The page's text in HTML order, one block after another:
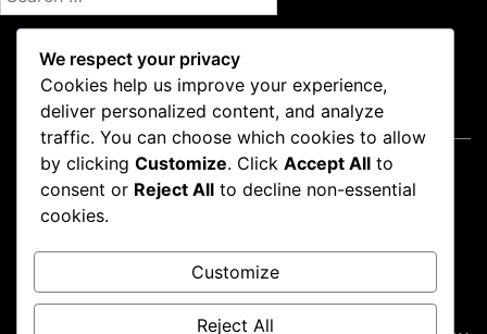
e
Legal
Quiénes somos
Tu privacidad
Preferencias de cookies
Acuerdo de usuario
We respect your privacy
Cookies help us improve your experience,
deliver personalized content, and analyze
traffic. You can choose which cookies to allow
by clicking Customize. Click Accept All to
consent or Reject All to decline non-essential
cookies.
Customize
Reject All